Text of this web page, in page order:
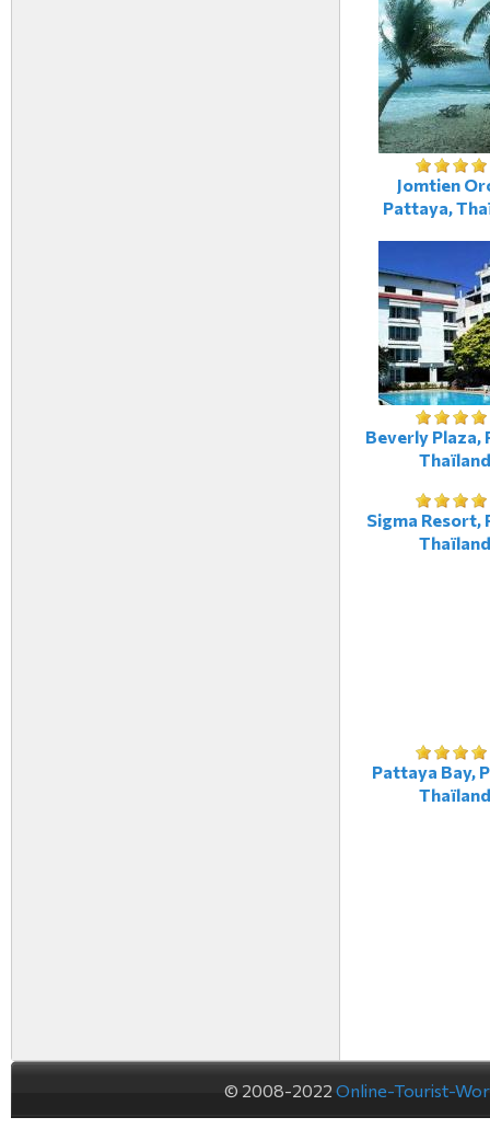
Jomtien
Pattaya,
Beverly Plaza,
Sigma Resort,
Pattaya Bay,
© 2008-2022 Online-Tourist-